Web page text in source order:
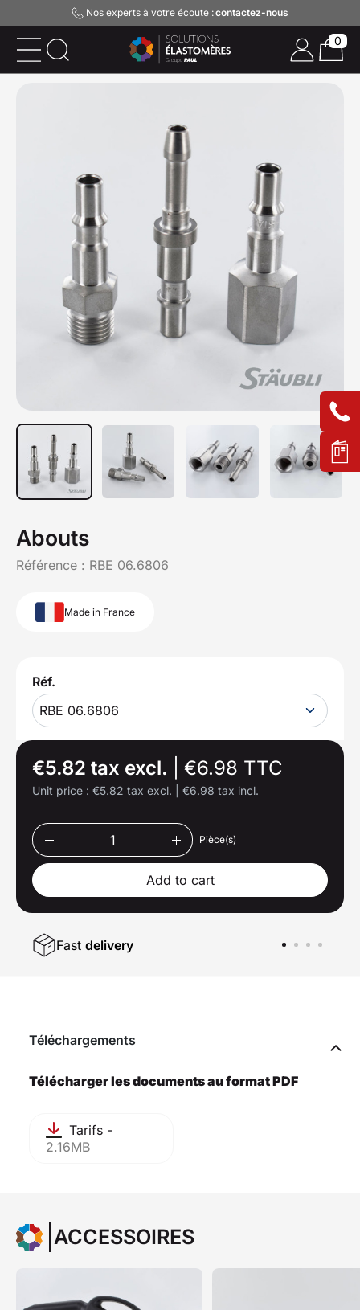
Nos experts à votre écoute :contactez-nous
Abouts
Référence : RBE 06.6806
Made in France
Réf.
RBE 06.6806
€5.82 tax excl. €6.98 TTC
Unit price : €5.82 tax excl. €6.98 tax incl.
Pièce(s)
Add to cart
Fast delivery
Téléchargements
Télécharger les documents au format PDF
Tarifs -
2.16MB
ACCESSOIRES
0